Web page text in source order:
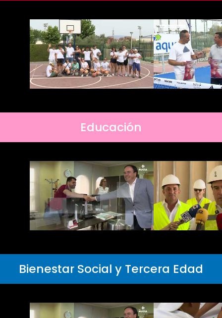
Educación
Bienestar Social y Tercera Edad